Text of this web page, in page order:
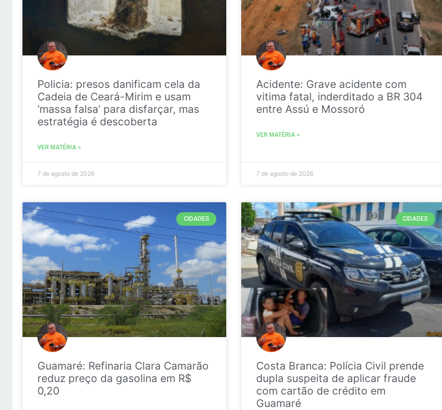
Policia: presos danificam cela da
Cadeia de Ceará-Mirim e usam
‘massa falsa’ para disfarçar, mas
estratégia é descoberta
VER MATÉRIA »
7 de agosto de 2026
Acidente: Grave acidente com
vitima fatal, inderditado a BR 304
entre Assú e Mossoró
VER MATÉRIA »
7 de agosto de 2026
CIDADES
Guamaré: Refinaria Clara Camarão
reduz preço da gasolina em R$
0,20
CIDADES
Costa Branca: Polícia Civil prende
dupla suspeita de aplicar fraude
com cartão de crédito em
Guamaré